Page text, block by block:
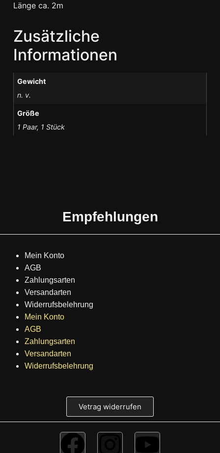
Länge ca. 2m
Zusätzliche
Informationen
Gewicht
n. v.
Größe
1 Paar, 1 Stück
Empfehlungen
Mein Konto
AGB
Zahlungsarten
Versandarten
Widerrufsbelehrung
Mein Konto
AGB
Zahlungsarten
Versandarten
Widerrufsbelehrung
Vetrag widerrufen